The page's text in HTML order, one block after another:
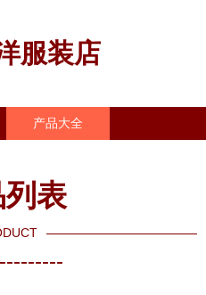
服装店
产品大全
列表